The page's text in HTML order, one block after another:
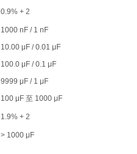
0.9% + 2
1000 nF / 1 nF
10.00 μF / 0.01 μF
100.0 μF / 0.1 μF
9999 μF / 1 μF
100 μF 至 1000 μF
1.9% + 2
> 1000 μF